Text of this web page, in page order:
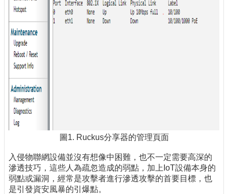
圖1. Ruckus分享器的管理頁面
入侵物聯網設備並沒有想像中困難，也不一定需要高深的
滲透技巧，這些人為疏忽造成的弱點，加上IoT設備本身的
弱點或漏洞，經常是攻擊者進行滲透攻擊的首要目標，也
是引發資安風暴的引爆點。